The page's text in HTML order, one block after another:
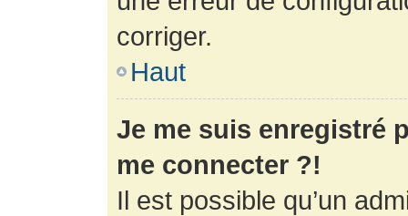
corriger.
Haut
Je me suis enregistré
me connecter ?!
Il est possible qu’un